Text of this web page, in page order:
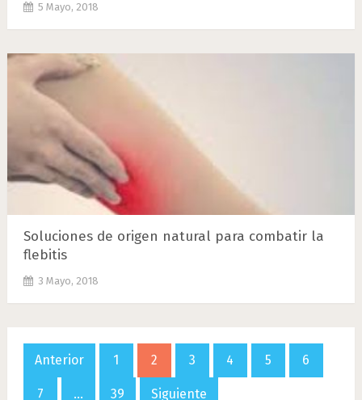
5 Mayo, 2018
Soluciones de origen natural para combatir la
flebitis
3 Mayo, 2018
Paginación
de
Anterior 1 2 3 4 5 6
7 … 39 Siguiente